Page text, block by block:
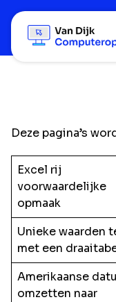
Deze pagina’s
Excel rij
voorwaardelijke
opmaak
Unieke waarden
met een
Amerikaanse
omzetten naar